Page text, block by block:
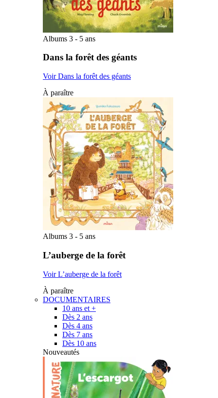
Albums 3 - 5 ans
Dans la forêt des géants
Voir Dans la forêt des géants
À paraître
Albums 3 - 5 ans
L’auberge de la forêt
Voir L’auberge de la forêt
À paraître
DOCUMENTAIRES
10 ans et +
Dès 2 ans
Dès 4 ans
Dès 7 ans
Dès 10 ans
Nouveautés